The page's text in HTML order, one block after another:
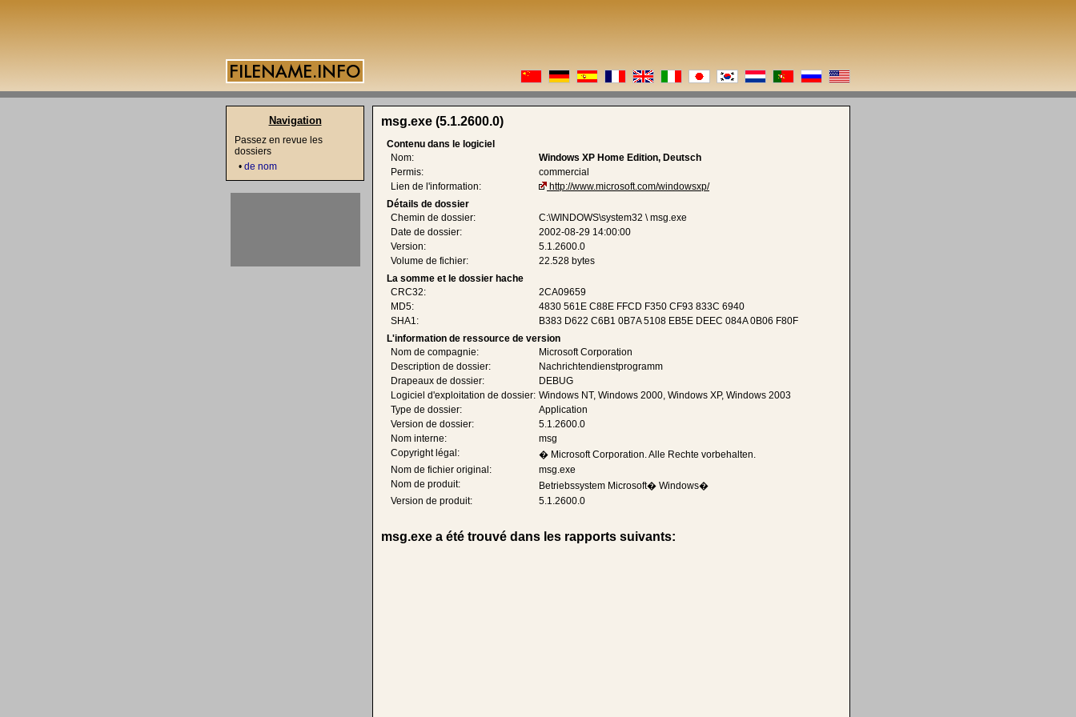
msg.exe (5.1.2600.0)
Contenu dans le logiciel
Nom:
Windows XP Home Edition, Deutsch
Permis:
commercial
Lien de l'information:
http://www.microsoft.com/windowsxp/
Détails de dossier
Chemin de dossier:
C:\WINDOWS\system32 \ msg.exe
Date de dossier:
2002-08-29 14:00:00
Version:
5.1.2600.0
Volume de fichier:
22.528 bytes
La somme et le dossier hache
CRC32:
2CA09659
MD5:
4830 561E C88E FFCD F350 CF93 833C 6940
SHA1:
B383 D622 C6B1 0B7A 5108 EB5E DEEC 084A 0B06 F80F
L'information de ressource de version
Nom de compagnie:
Microsoft Corporation
Description de dossier:
Nachrichtendienstprogramm
Drapeaux de dossier:
DEBUG
Logiciel d'exploitation de dossier: Windows NT, Windows 2000, Windows XP, Windows 2003
Type de dossier:
Application
Version de dossier:
5.1.2600.0
Nom interne:
msg
Copyright légal:
� Microsoft Corporation. Alle Rechte vorbehalten.
Nom de fichier original:
msg.exe
Nom de produit:
Betriebssystem Microsoft� Windows�
Version de produit:
5.1.2600.0
msg.exe a été trouvé dans les rapports suivants:
Navigation
Passez en revue les
dossiers
• de nom